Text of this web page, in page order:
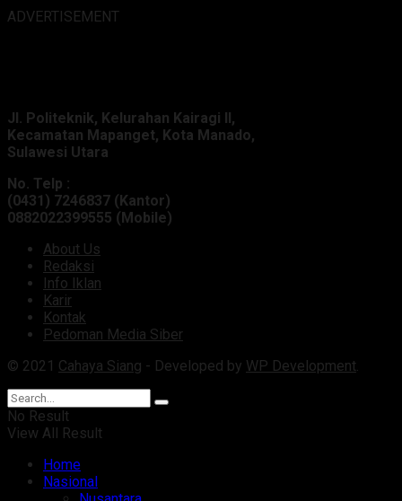
ADVERTISEMENT
Jl. Politeknik, Kelurahan Kairagi II,
Kecamatan Mapanget, Kota Manado,
Sulawesi Utara
No. Telp :
(0431) 7246837 (Kantor)
0882022399555 (Mobile)
About Us
Redaksi
Info Iklan
Karir
Kontak
Pedoman Media Siber
© 2021 Cahaya Siang - Developed by WP Development.
No Result
View All Result
Home
Nasional